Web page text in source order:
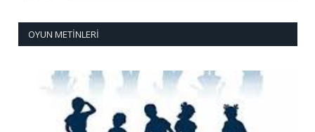
OYUN METINLERI